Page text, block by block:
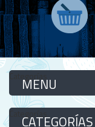
Categorías
Categorías